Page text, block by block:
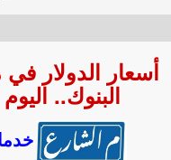
أسعار الدولار
البنوك.. اليوم